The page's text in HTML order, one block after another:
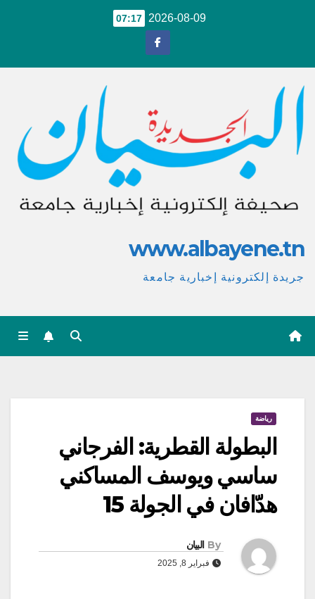
2026-08-09
07:17
www.albayene.tn
جريدة إلكترونية إخبارية جامعة
رياضة
البطولة القطرية: الفرجاني
ساسي ويوسف المساكني
هدّافان في الجولة 15
By البيان
فبراير 8, 2025